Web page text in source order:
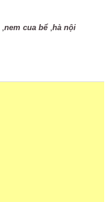
,nem cua bể,hà nội